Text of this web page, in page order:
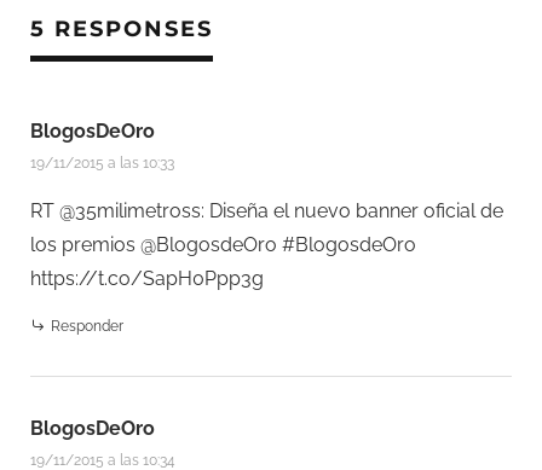
5 RESPONSES
BlogosDeOro
19/11/2015 a las 10:33
RT @35milimetross: Diseña el nuevo banner oficial de
los premios @BlogosdeOro #BlogosdeOro
https://t.co/SapH0Ppp3g
Responder
BlogosDeOro
19/11/2015 a las 10:34